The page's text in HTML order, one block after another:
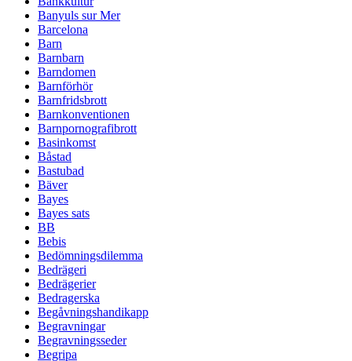
Banyuls sur Mer
Barcelona
Barn
Barnbarn
Barndomen
Barnförhör
Barnfridsbrott
Barnkonventionen
Barnpornografibrott
Basinkomst
Båstad
Bastubad
Bäver
Bayes
Bayes sats
BB
Bebis
Bedömningsdilemma
Bedrägeri
Bedrägerier
Bedragerska
Begåvningshandikapp
Begravningar
Begravningsseder
Begripa